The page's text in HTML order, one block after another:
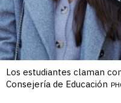
Los estudiantes claman
Consejería de Educación